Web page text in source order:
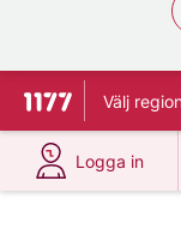
Till startsidan för
Välj
Logga in
på 1177.se